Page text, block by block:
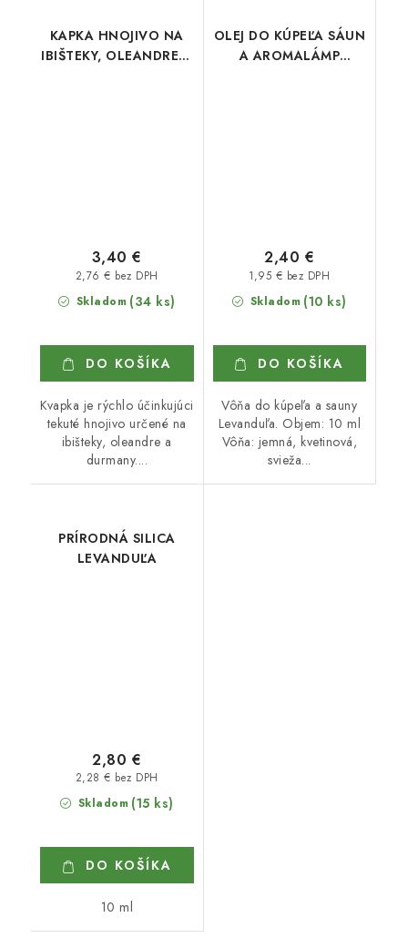
KAPKA HNOJIVO NA
IBIŠTEKY, OLEANDRE A
Skladom (34 ks)
2,76 € bez DPH
3,40 €
DO KOŠÍKA
Kvapka je rýchlo účinkujúci
tekuté hnojivo určené na
ibišteky, oleandre a
durmany....
OLEJ DO KÚPEĽA SÁUN
A AROMALÁMP
Skladom (10 ks)
1,95 € bez DPH
2,40 €
DO KOŠÍKA
Vôňa do kúpeľa a sauny
Levanduľa. Objem: 10 ml
Vôňa: jemná, kvetinová,
svieža...
PRÍRODNÁ SILICA
LEVANDUĽA
Skladom (15 ks)
2,28 € bez DPH
2,80 €
DO KOŠÍKA
10 ml